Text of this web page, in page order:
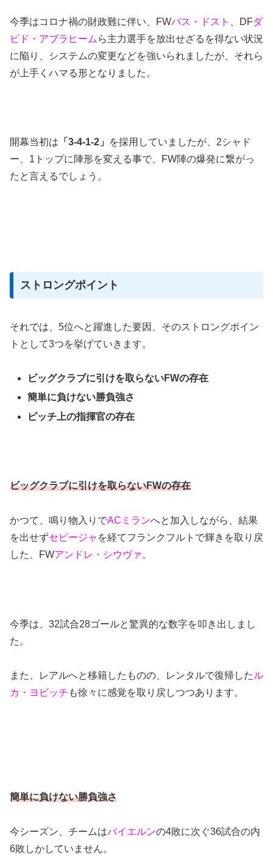
今季はコロナ禍の財政難に伴い、FWバス・ドスト 、DFダ
ビド・アブラヒーム ら主力選手を放出せざるを得ない状況
に陥り、システムの変更などを強いられましたが、それら
が上手くハマる形となりました。
開幕当初は 「3-4-1-2」
を採用していましたが、2シャド
ー、1トップに陣形を変える事で、FW陣の爆発に繋がっ
たと言えるでしょう。
ストロングポイント
それでは、5位へと躍進した要因、そのストロングポイン
トとして3つを挙げていきます。
ビッグクラブに引けを取らないFWの存在
簡単に負けない勝負強さ
ピッチ上の指揮官の存在
ビッグクラブに引けを取らないFWの存在
かつて、鳴り物入りでACミランへと加入しながら、結果
を出せずセビージャ を経てフランクフルトで輝きを取り戻
した、FWアンドレ・シウヴァ。
今季は、32試合28ゴールと驚異的な数字を叩き出しまし
た。
また、レアルへと移籍したものの、レンタルで復帰したル
カ・ヨビッチ も徐々に感覚を取り戻しつつあります。
簡単に負けない勝負強さ
今シーズン、チームはバイエルンの4敗に次ぐ36試合の内
6敗しかしていません。